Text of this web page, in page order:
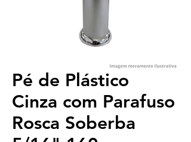
Pé de Plástico
Cinza com Parafuso
Rosca Soberba